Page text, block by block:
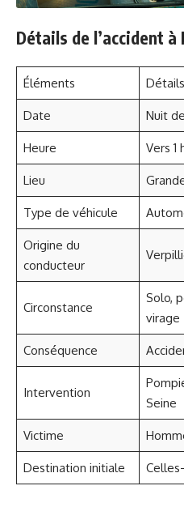
Détails de l’accident
Éléments Détails
Date Nuit
Heure Vers 1
Lieu
Type de véhicule
Origine du
conducteur
Circonstance
Solo,
virage
Conséquence
Intervention
Seine
Victime
Destination initiale